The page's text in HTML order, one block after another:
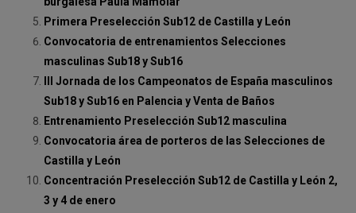
Primera Preselección Sub12 de Castilla y León
Convocatoria de entrenamientos Selecciones
masculinas Sub18 y Sub16
III Jornada de los Campeonatos de España masculinos
Sub18 y Sub16 en Palencia y Venta de Baños
Entrenamiento Preselección Sub12 masculina
Convocatoria área de porteros de las Selecciones de
Castilla y León
Concentración Preselección Sub12 de Castilla y León 2,
3 y 4 de enero